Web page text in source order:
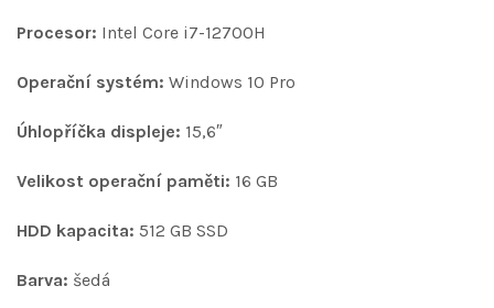
Procesor: Intel Core i7-12700H
Operační systém: Windows 10 Pro
Úhlopříčka displeje: 15,6″
Velikost operační paměti: 16 GB
HDD kapacita: 512 GB SSD
Barva: šedá